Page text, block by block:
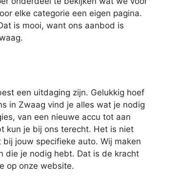
elke categorie een eigen pagina.
is mooi, want ons aanbod is
een uitdaging zijn. Gelukkig hoef
in Zwaag vind je alles wat je nodig
van een nieuwe accu tot aan
kun je bij ons terecht. Het is niet
jouw specifieke auto. Wij maken
die je nodig hebt. Dat is de kracht
op onze website.